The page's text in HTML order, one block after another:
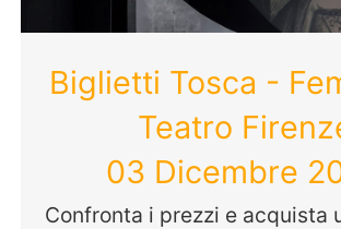
Biglietti Tosca -
Teatro
03 Dicembre
Confronta i prezzi e acquista